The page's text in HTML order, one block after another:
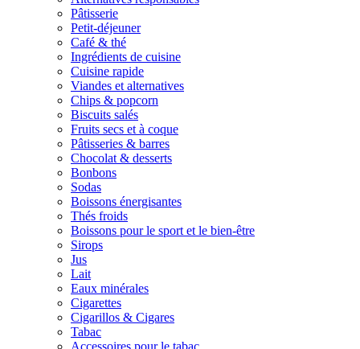
Pâtisserie
Petit-déjeuner
Café & thé
Ingrédients de cuisine
Cuisine rapide
Viandes et alternatives
Chips & popcorn
Biscuits salés
Fruits secs et à coque
Pâtisseries & barres
Chocolat & desserts
Bonbons
Sodas
Boissons énergisantes
Thés froids
Boissons pour le sport et le bien-être
Sirops
Jus
Lait
Eaux minérales
Cigarettes
Cigarillos & Cigares
Tabac
Accessoires pour le tabac